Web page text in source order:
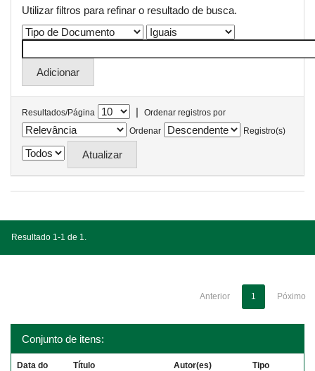
Utilizar filtros para refinar o resultado de busca.
Resultados/Página |
Ordenar registros por
Ordenar
Registro(s)
Resultado 1-1 de 1.
Anterior 1 Póximo
Conjunto de itens:
Data do
Título Autor(es) Tipo